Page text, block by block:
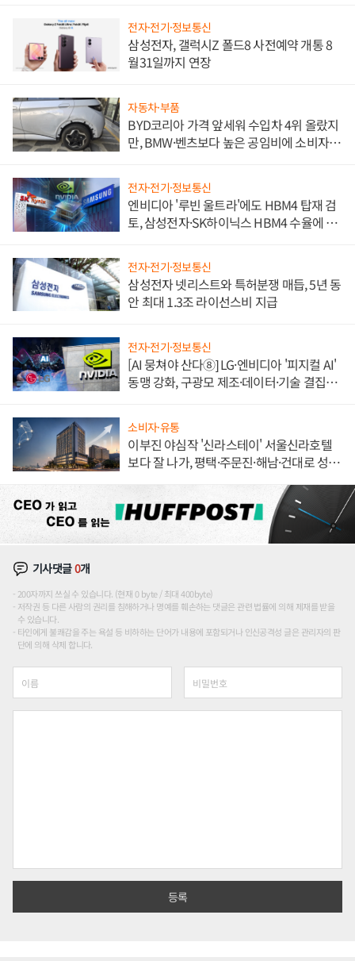
전자·전기·정보통신
삼성전자, 갤럭시Z 폴드8 사전예약 개통 8
월31일까지 연장
자동차·부품
BYD코리아 가격 앞세워 수입차 4위 올랐지
만, BMW·벤츠보다 높은 공임비에 소비자
전자·전기·정보통신
엔비디아 '루빈 울트라'에도 HBM4 탑재 검
토, 삼성전자·SK하이닉스 HBM4 수율에 주
전자·전기·정보통신
삼성전자 넷리스트와 특허분쟁 매듭, 5년 동
안 최대 1.3조 라이선스비 지급
전자·전기·정보통신
[AI 뭉쳐야 산다⑧] LG·엔비디아 '피지컬 AI'
동맹 강화, 구광모 제조·데이터·기술 결집
소비자·유통
이부진 야심작 '신라스테이' 서울신라호텔
보다 잘 나가, 평택·주문진·해남·건대로 성
기사댓글0개
200자까지 쓰실 수 있습니다. (현재 0 byte / 최대 400byte)
저작권 등 다른 사람의 권리를 침해하거나 명예를 훼손하는 댓글은 관련 법률에 의해 제재를 받을
수 있습니다.
타인에게 불쾌감을 주는 욕설 등 비하하는 단어가 내용에 포함되거나 인신공격성 글은 관리자의 판
단에 의해 삭제 합니다.